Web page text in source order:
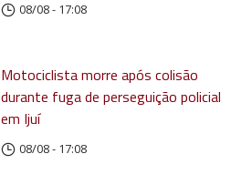
08/08 - 17:08
Motociclista morre após colisão
durante fuga de perseguição policial
em Ijuí
08/08 - 17:08